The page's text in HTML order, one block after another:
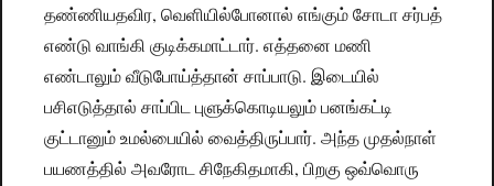
தண்ணியதவிர, வெளியில்போனால் எங்கும் சோடா சர்பத்
எண்டு வாங்கி குடிக்கமாட்டார். எத்தனை மணி
எண்டாலும் வீடுபோய்த்தான் சாப்பாடு. இடையில்
பசிஎடுத்தால் சாப்பிட புளுக்கொடியலும் பனங்கட்டி
குட்டானும் உமல்பையில் வைத்திருப்பார். அந்த முதல்நாள்
பயணத்தில் அவரோட சிநேகிதமாகி, பிறகு ஒவ்வொரு